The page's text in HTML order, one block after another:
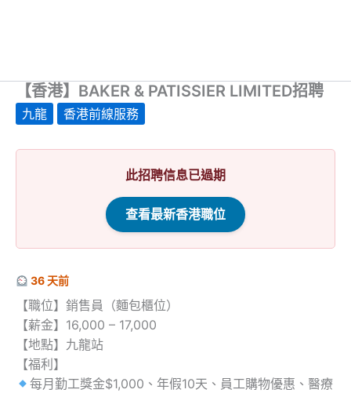
【香港】BAKER & PATISSIER LIMITED招聘
九龍 香港前線服務
此招聘信息已過期
查看最新香港職位
36 天前
【職位】銷售員（麵包櫃位）
【薪金】16,000 – 17,000
【地點】九龍站
【福利】
每月勤工獎金$1,000、年假10天、員工購物優惠、醫療